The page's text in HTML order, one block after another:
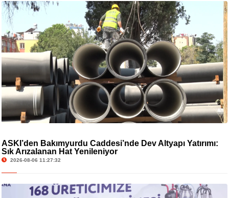
ASKİ’den Bakımyurdu Caddesi’nde Dev Altyapı Yatırımı:
Sık Arızalanan Hat Yenileniyor
2026-08-06 11:27:32